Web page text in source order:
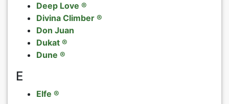
Deep Love ®
Divina Climber ®
Don Juan
Dukat ®
Dune ®
E
Elfe ®